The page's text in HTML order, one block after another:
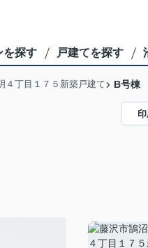
を探す 戸建てを探す
４丁目１７５新築戸建て B号棟